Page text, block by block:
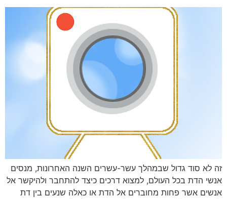
זה לא סוד גדול שבמהלך עשר-עשרים השנה האחרונות, מנסים
אנשי הדת בכל העולם, למצוא דרכים כיצד להתחבר ולהיקשר אל
אנשים אשר פחות מחוברים אל הדת או כאלה שנעים בין דת